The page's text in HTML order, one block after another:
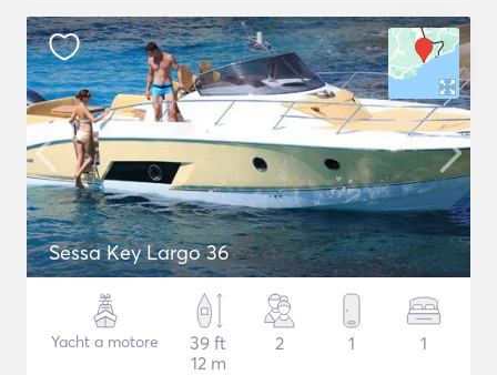
Sessa Key Largo 36
Yacht a motore
39 ft
12 m
2 1 1